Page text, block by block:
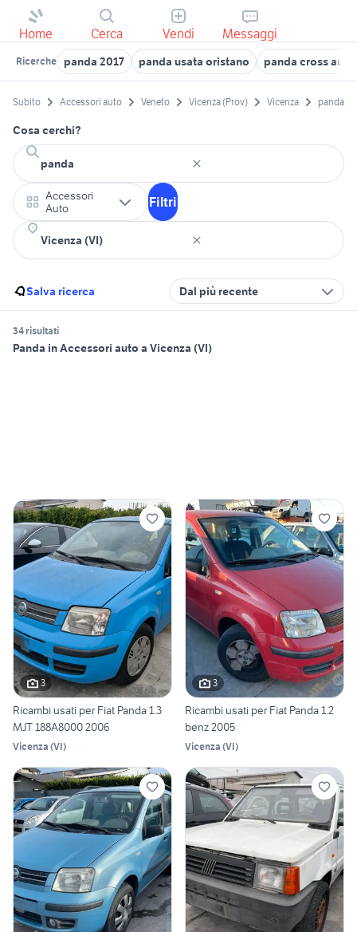
Home Cerca Vendi Messaggi
Ricerche panda 2017 panda usata oristano panda cross
Subito Accessori auto Veneto Vicenza (Prov) Vicenza panda
Cosa cerchi?
Accessori
Auto
Filtri
Salva ricerca Dal più recente
34 risultati
Panda in Accessori auto a Vicenza (VI)
3
Ricambi usati per Fiat Panda 1.3
MJT 188A8000 2006
Vicenza (VI)
3
Ricambi usati per Fiat Panda 1.2
benz 2005
Vicenza (VI)